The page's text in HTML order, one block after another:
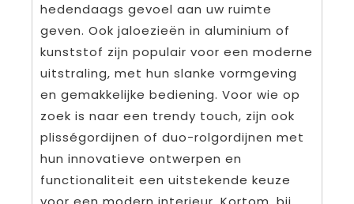
hedendaags gevoel aan uw ruimte
geven. Ook jaloezieën in aluminium of
kunststof zijn populair voor een moderne
uitstraling, met hun slanke vormgeving
en gemakkelijke bediening. Voor wie op
zoek is naar een trendy touch, zijn ook
plisségordijnen of duo-rolgordijnen met
hun innovatieve ontwerpen en
functionaliteit een uitstekende keuze